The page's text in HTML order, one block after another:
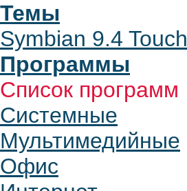
Темы
Symbian 9.4 Touch
Программы
Список программ
Системные
Мультимедийные
Офис